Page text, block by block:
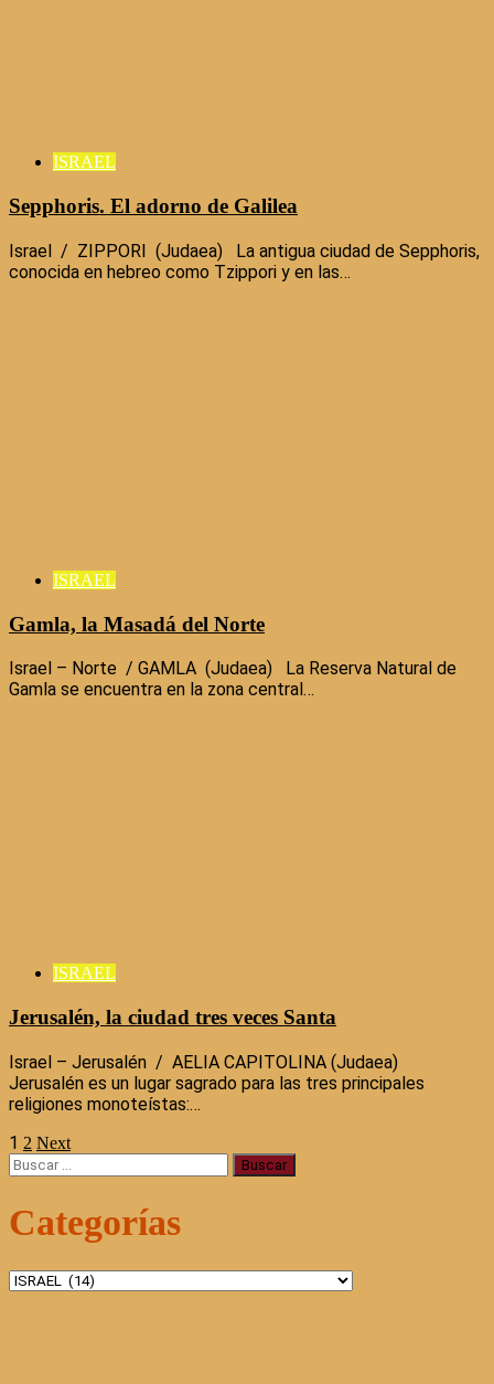
ISRAEL
Sepphoris. El adorno de Galilea
Israel / ZIPPORI (Judaea) La antigua ciudad de Sepphoris,
conocida en hebreo como Tzippori y en las…
ISRAEL
Gamla, la Masadá del Norte
Israel – Norte / GAMLA (Judaea) La Reserva Natural de
Gamla se encuentra en la zona central…
ISRAEL
Jerusalén, la ciudad tres veces Santa
Israel – Jerusalén / AELIA CAPITOLINA (Judaea)
Jerusalén es un lugar sagrado para las tres principales
religiones monoteístas:…
Paginación
de
entradas
1 2 Next
Buscar:
Categorías
Categorías